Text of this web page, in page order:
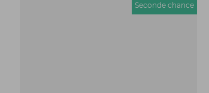
Seconde chance